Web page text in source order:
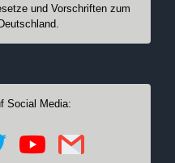
und Vorschriften zum
Social Media: